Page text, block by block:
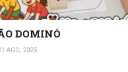
DOMINÓ
AGO, 2025